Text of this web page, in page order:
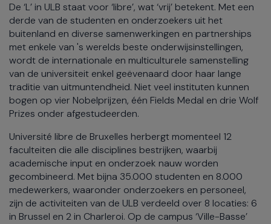
De ‘L’ in ULB staat voor ‘libre’, wat ‘vrij’ betekent. Met een
derde van de studenten en onderzoekers uit het
buitenland en diverse samenwerkingen en partnerships
met enkele van 's werelds beste onderwijsinstellingen,
wordt de internationale en multiculturele samenstelling
van de universiteit enkel geëvenaard door haar lange
traditie van uitmuntendheid. Niet veel instituten kunnen
bogen op vier Nobelprijzen, één Fields Medal en drie Wolf
Prizes onder afgestudeerden.
Université libre de Bruxelles herbergt momenteel 12
faculteiten die alle disciplines bestrijken, waarbij
academische input en onderzoek nauw worden
gecombineerd. Met bijna 35.000 studenten en 8.000
medewerkers, waaronder onderzoekers en personeel,
zijn de activiteiten van de ULB verdeeld over 8 locaties: 6
in Brussel en 2 in Charleroi. Op de campus ‘Ville-Basse’